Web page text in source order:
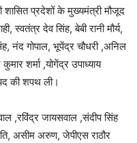
शासित प्रदेशों के मुख्यमंत्री मौजूद
स्वतंत्र देव सिंह, बेबी रानी मौर्य,
नंद गोपाल, भूपेंद्र चौधरी ,अनिल
शर्मा ,योगेंद्र उपाध्याय
की शपथ ली।
,रविंद्र जायसवाल ,संदीप सिंह
असीम अरुण, जेपीएस राठौर